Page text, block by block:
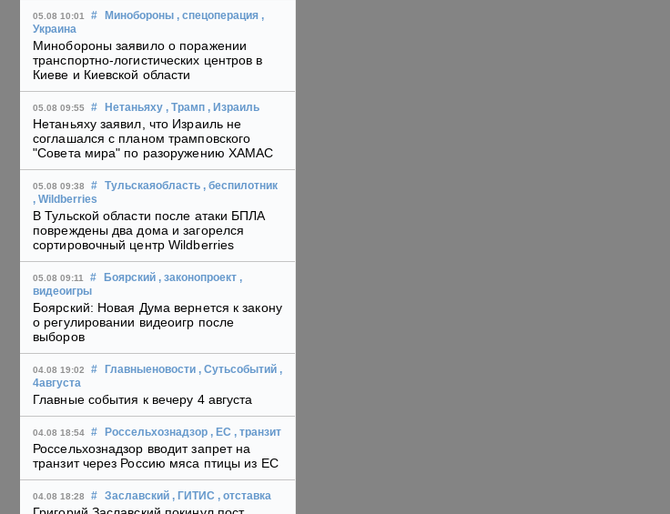
05.08 10:01 # Минобороны , спецоперация ,
Украина
Минобороны заявило о поражении
транспортно-логистических центров в
Киеве и Киевской области
05.08 09:55 # Нетаньяху , Трамп , Израиль
Нетаньяху заявил, что Израиль не
соглашался с планом трамповского
"Совета мира" по разоружению ХАМАС
05.08 09:38 # Тульскаяобласть , беспилотник
, Wildberries
В Тульской области после атаки БПЛА
повреждены два дома и загорелся
сортировочный центр Wildberries
05.08 09:11 # Боярский , законопроект ,
видеоигры
Боярский: Новая Дума вернется к закону
о регулировании видеоигр после
выборов
04.08 19:02 # Главныеновости , Сутьсобытий ,
4августа
Главные события к вечеру 4 августа
04.08 18:54 # Россельхознадзор , ЕС , транзит
Россельхознадзор вводит запрет на
транзит через Россию мяса птицы из ЕС
04.08 18:28 # Заславский , ГИТИС , отставка